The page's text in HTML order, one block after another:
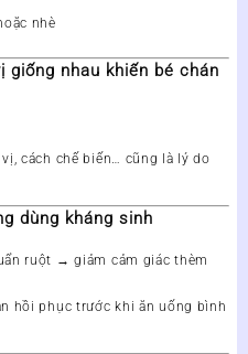
nhè
nhau khiến bé chán
cách chế biến… cũng là lý do
dùng kháng sinh
ruột → giảm cảm giác thèm
hồi phục trước khi ăn uống bình